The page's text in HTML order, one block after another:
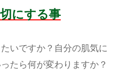
にする事
いですか？自分の肌気に
たら何が変わりますか？